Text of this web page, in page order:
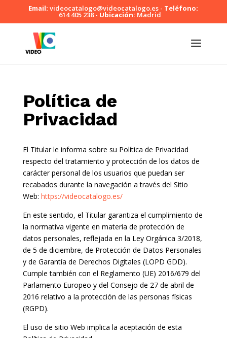
Email: videocatalogo@videocatalogo.es - Teléfono:
614 405 238 -Ubicación: Madrid
Política de
Privacidad
El Titular le informa sobre su Política de Privacidad
respecto del tratamiento y protección de los datos de
carácter personal de los usuarios que puedan ser
recabados durante la navegación a través del Sitio
Web: https://videocatalogo.es/
En este sentido, el Titular garantiza el cumplimiento de
la normativa vigente en materia de protección de
datos personales, reflejada en la Ley Orgánica 3/2018,
de 5 de diciembre, de Protección de Datos Personales
y de Garantía de Derechos Digitales (LOPD GDD).
Cumple también con el Reglamento (UE) 2016/679 del
Parlamento Europeo y del Consejo de 27 de abril de
2016 relativo a la protección de las personas físicas
(RGPD).
El uso de sitio Web implica la aceptación de esta